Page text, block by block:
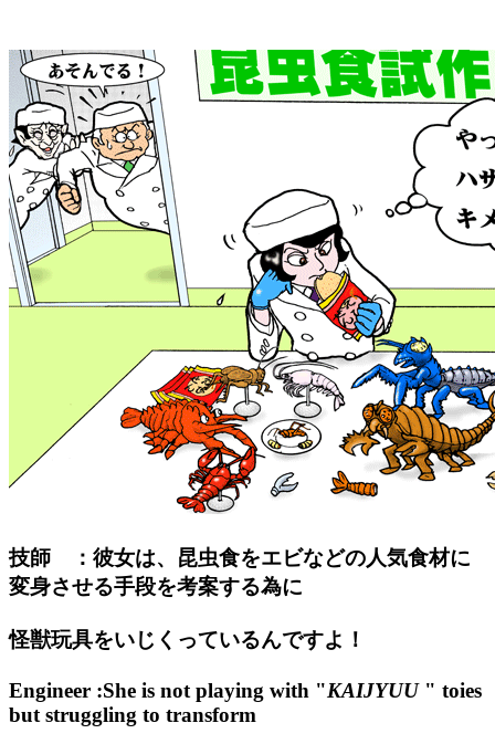
技師 ：彼女は、昆虫食をエビなどの人気食材に
変身させる手段を考案する為に
怪獣玩具をいじくっているんですよ！
Engineer :She is not playing with "KAIJYUU " toies
but struggling to transform